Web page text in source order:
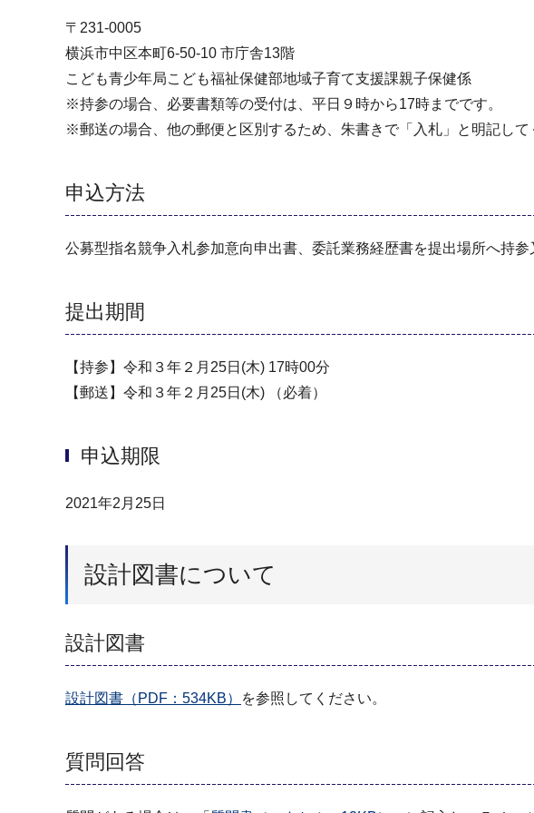
〒231-0005
横浜市中区本町6-50-10 市庁舎13階
こども⻘少年局こども福祉保健部地域子育て支援課親⼦保健係
※持参の場合、必要書類等の受付は、平⽇９時から17時までです。
※郵送の場合、他の郵便と区別するため、朱書きで「⼊札」と明記して
申込方法
公募型指名競争⼊札参加意向申出書、委託業務経歴書を提出場所へ持参
提出期間
【持参】令和３年２⽉25⽇(木) 17時00分
【郵送】令和３年２⽉25⽇(木) （必着）
申込期限
2021年2月25日
設計図書について
設計図書
設計図書（PDF：534KB） を参照してください。
質問回答